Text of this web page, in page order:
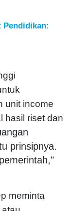
Pendidikan:
unit income
hasil riset dan
prinsipnya.
meminta